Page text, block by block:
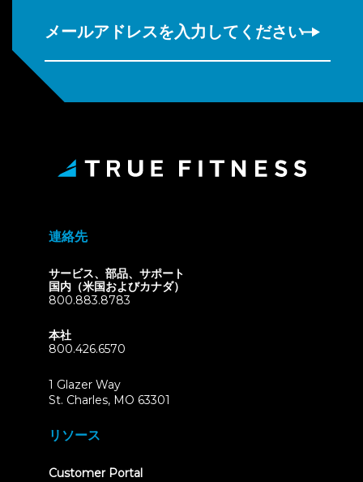
メールアドレスを入力してください
連絡先
サービス、部品、サポート
国内（米国およびカナダ）
800.883.8783
本社
800.426.6570
1 Glazer Way
St. Charles, MO 63301
リソース
Customer Portal(opens